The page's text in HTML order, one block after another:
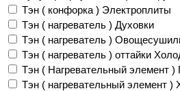
Тэн ( конфорка ) Электроплиты
Тэн ( нагреватель ) Духовки
Тэн ( нагреватель )
Тэн ( нагреватель ) оттайки
Тэн ( Нагревательный элемент
Тэн ( нагревательный элемент )